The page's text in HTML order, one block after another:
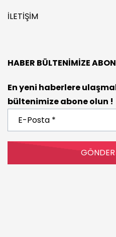
İLETIŞIM
HABER BÜLTENIMIZE
En yeni haberlere
bültenimize abone olun !
Posta
*